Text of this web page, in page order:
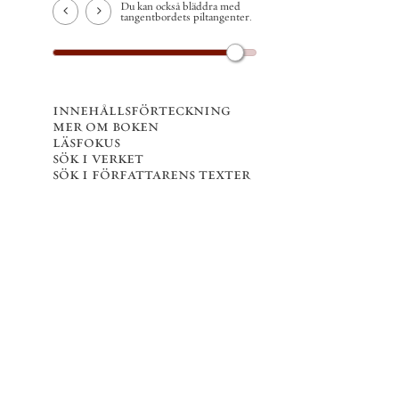
Du kan också bläddra med
tangentbordets piltangenter.
innehållsförteckning
mer om boken
läsfokus
sök i verket
sök i författarens texter